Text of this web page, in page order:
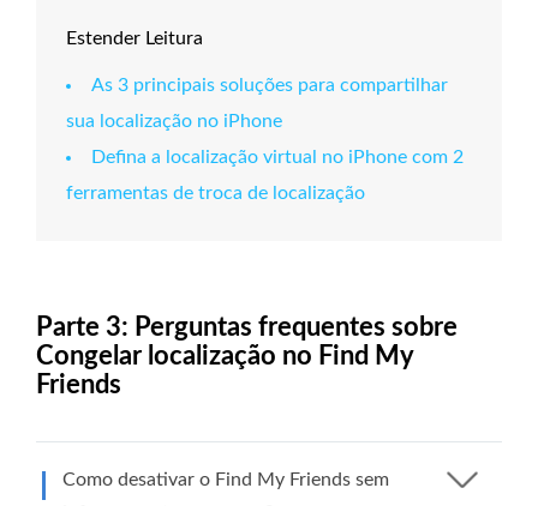
Estender Leitura
As 3 principais soluções para compartilhar
sua localização no iPhone
Defina a localização virtual no iPhone com 2
ferramentas de troca de localização
Parte 3: Perguntas frequentes sobre
Congelar localização no Find My
Friends
Como desativar o Find My Friends sem